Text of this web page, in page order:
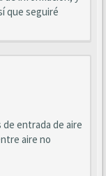
que seguiré
entrada de aire
aire no